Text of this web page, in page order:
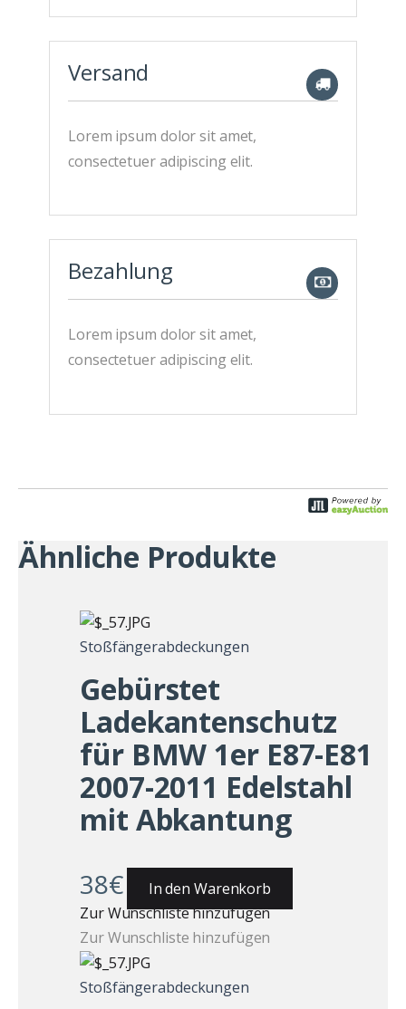
Versand
Lorem ipsum dolor sit amet,
consectetuer adipiscing elit.
Bezahlung
Lorem ipsum dolor sit amet,
consectetuer adipiscing elit.
Ähnliche Produkte
Stoßfängerabdeckungen
Gebürstet
Ladekantenschutz
für BMW 1er E87-E81
2007-2011 Edelstahl
mit Abkantung
38€
In den Warenkorb
Zur Wunschliste hinzufügen
Zur Wunschliste hinzufügen
Stoßfängerabdeckungen